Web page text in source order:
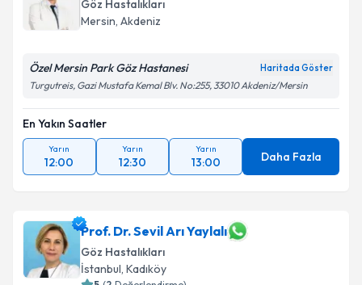
E-posta Adresiniz
Kişisel verilerimin işlenmesine ilişkinAydınlatma
Metni'ni okudum ve kişisel verilerimin belirtilen
kapsamda işlenmesini kabul ediyorum.
Takvim Talebini Gönder
Göz Hastalıkları
Mersin, Akdeniz
Özel Mersin Park Göz Hastanesi Haritada Göster
Turgutreis, Gazi Mustafa Kemal Blv. No:255, 33010 Akdeniz/Mersin
En Yakın Saatler
Yarın
12:00
Yarın
12:30
Yarın
13:00 Daha Fazla
Prof. Dr. Sevil Arı Yaylalı
Göz Hastalıkları
İstanbul, Kadıköy